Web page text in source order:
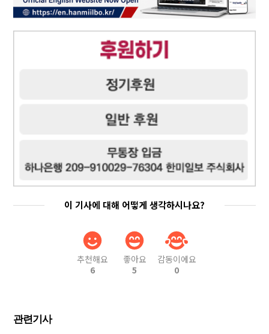
이 기사에 대해 어떻게 생각하시나요?
추천해요
6
좋아요
5
감동이에요
0
관련기사